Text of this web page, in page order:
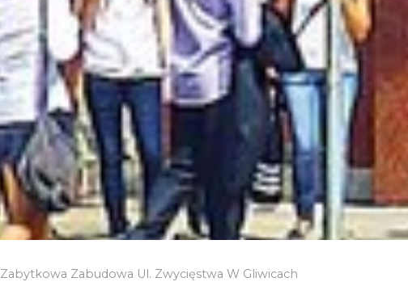
Zabytkowa Zabudowa Ul. Zwycięstwa W Gliwicach